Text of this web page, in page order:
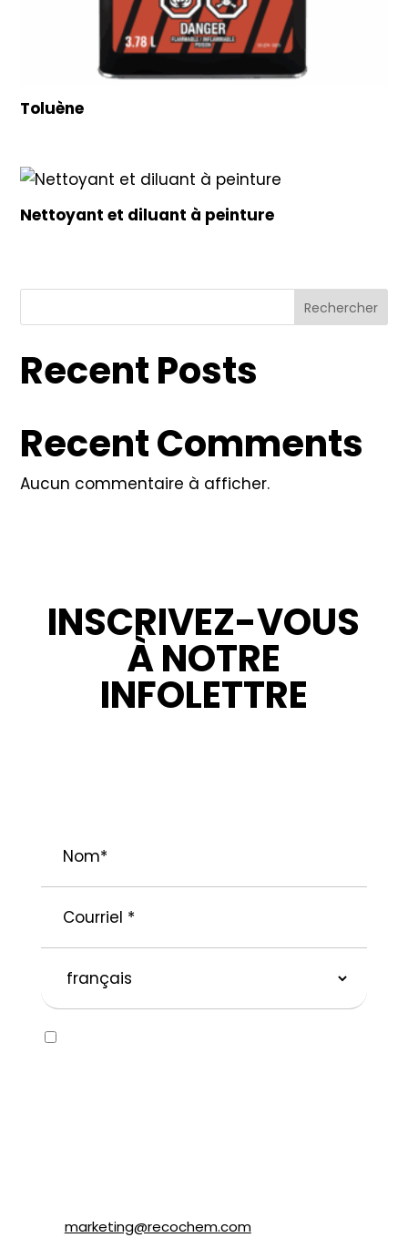
Toluène
Nettoyant et diluant à peinture
Rechercher
Recent Posts
Recent Comments
Aucun commentaire à afficher.
INSCRIVEZ-VOUS
À NOTRE
INFOLETTRE
préférée
Consent
marketing@recochem.com.